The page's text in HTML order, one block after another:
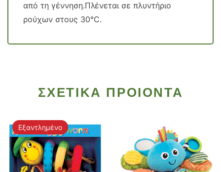
από τη γέννηση.Πλένεται σε πλυντήριο
ρούχων στους 30°C.
ΣΧΕΤΙΚΑ ΠΡΟΙΟΝΤΑ
Εξαντλημένο